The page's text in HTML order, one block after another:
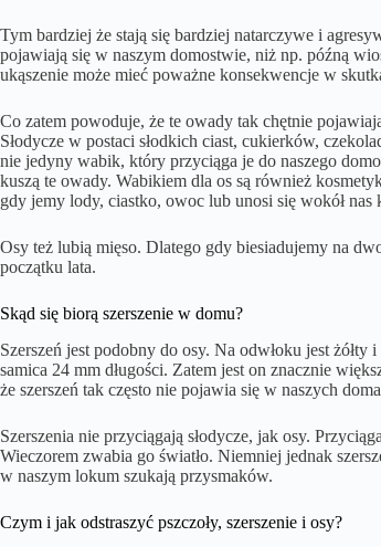
Tym bardziej że stają się bardziej natarczywe i
pojawiają się w naszym domostwie, niż np. późną
ukąszenie może mieć poważne konsekwencje w
Co zatem powoduje, że te owady tak chętnie
Słodycze w postaci słodkich ciast, cukierków,
nie jedyny wabik, który przyciąga je do naszego
kuszą te owady. Wabikiem dla os są również
gdy jemy lody, ciastko, owoc lub unosi się wokół nas
Osy też lubią mięso. Dlatego gdy biesiadujemy na
początku lata.
Skąd się biorą szerszenie w domu?
Szerszeń jest podobny do osy. Na odwłoku jest żółty
samica 24 mm długości. Zatem jest on znacznie
że szerszeń tak często nie pojawia się w naszych
Szerszenia nie przyciągają słodycze, jak osy.
Wieczorem zwabia go światło. Niemniej jednak
w naszym lokum szukają przysmaków.
Czym i jak odstraszyć pszczoły, szerszenie i osy?